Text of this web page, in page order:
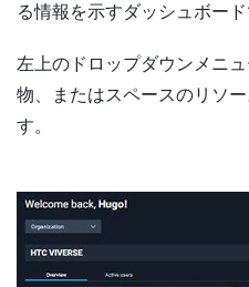
る情報を示すダッシュボード
左上のドロップダウンメニ
物、またはスペースのリソ
す。